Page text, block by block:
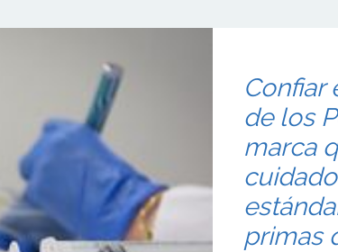
Confiar
de los
marca
primas